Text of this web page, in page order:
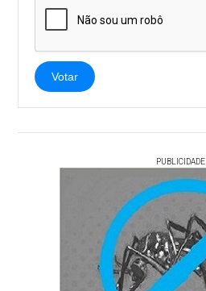
Votar
PUBLICIDADE